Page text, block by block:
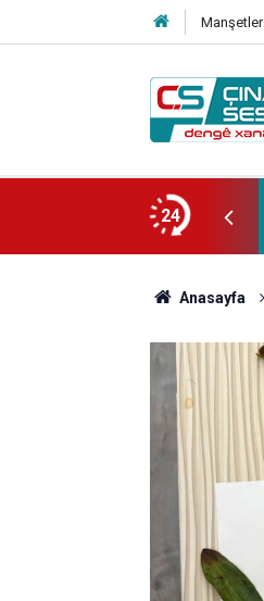
Manşetler
24
Anasayfa